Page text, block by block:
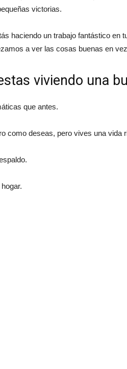
victorias.
haciendo un trabajo fantástico en
a ver las cosas buenas en
viviendo una
que antes.
como deseas, pero vives una vida